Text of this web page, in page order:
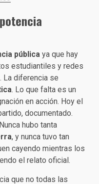
pública ya que hay
estudiantiles y redes
. La diferencia se
. Lo que falta es un
en acción. Hoy el
documentado.
hubo tanta
, y nunca tuvo tan
cayendo mientras los
el relato oficial.
que no todas las